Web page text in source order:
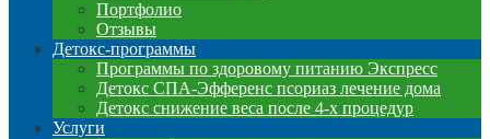
Портфолио
Отзывы
Детокс-программы
Программы по здоровому питанию Экспресс
Детокс СПА-Эфференс псориаз лечение дома
Детокс снижение веса после 4-х процедур
Услуги